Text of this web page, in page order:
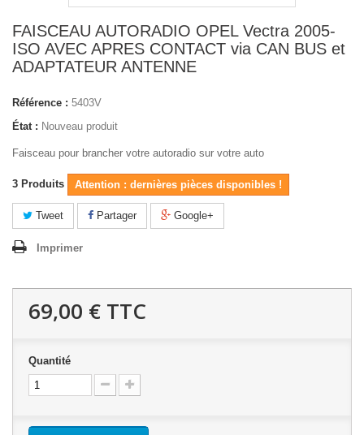
FAISCEAU AUTORADIO OPEL Vectra 2005-
ISO AVEC APRES CONTACT via CAN BUS et
ADAPTATEUR ANTENNE
Référence : 5403V
État : Nouveau produit
Faisceau pour brancher votre autoradio sur votre auto
3 Produits Attention : dernières pièces disponibles !
Tweet Partager Google+
Imprimer
69,00 € TTC
Quantité